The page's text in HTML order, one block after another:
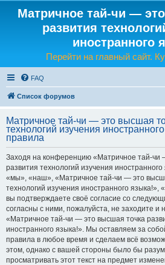
Матричное тай-чи —
развития
иностранного
Перейти на главный сайт.
FAQ
Список форумов
Матричное тай-чи — это высшая
технологий изучения
правила
Заходя на конференцию «Матричное тай-чи
развития технологий изучения
«мы», «наш», «Матричное тай-чи — это
технологий изучения иностранного языка!»,
вы подтверждаете своё согласие со
согласны с ними, пожалуйста, не заходите и
«Матричное тай-чи — это высшая точка
иностранного языка!». Мы оставляем за
правила в любое время и сделаем всё
этом, однако с вашей стороны было бы
просматривать этот текст на предмет